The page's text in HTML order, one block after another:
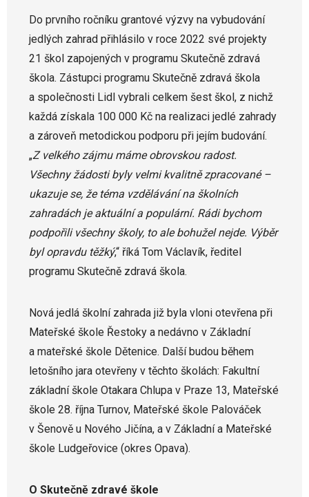
Do prvního ročníku grantové výzvy na vybudování
jedlých zahrad přihlásilo v roce 2022 své projekty
21 škol zapojených v programu Skutečně zdravá
škola. Zástupci programu Skutečně zdravá škola
a společnosti Lidl vybrali celkem šest škol, z nichž
každá získala 100 000 Kč na realizaci jedlé zahrady
a zároveň metodickou podporu při jejím budování.
„Z velkého zájmu máme obrovskou radost.
Všechny žádosti byly velmi kvalitně zpracované –
ukazuje se, že téma vzdělávání na školních
zahradách je aktuální a populární. Rádi bychom
podpořili všechny školy, to ale bohužel nejde. Výběr
byl opravdu těžký,“ říká Tom Václavík, ředitel
programu Skutečně zdravá škola.
Nová jedlá školní zahrada již byla vloni otevřena při
Mateřské škole Řestoky a nedávno v Základní
a mateřské škole Dětenice. Další budou během
letošního jara otevřeny v těchto školách: Fakultní
základní škole Otakara Chlupa v Praze 13, Mateřské
škole 28. října Turnov, Mateřské škole Palováček
v Šenově u Nového Jičína, a v Základní a Mateřské
škole Ludgeřovice (okres Opava).
O Skutečně zdravé škole